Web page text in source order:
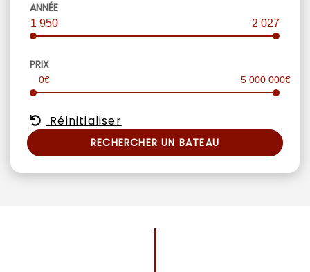
ANNÉE
1 950 2 027
PRIX
0€ 5 000 000€
Réinitialiser
RECHERCHER UN BATEAU